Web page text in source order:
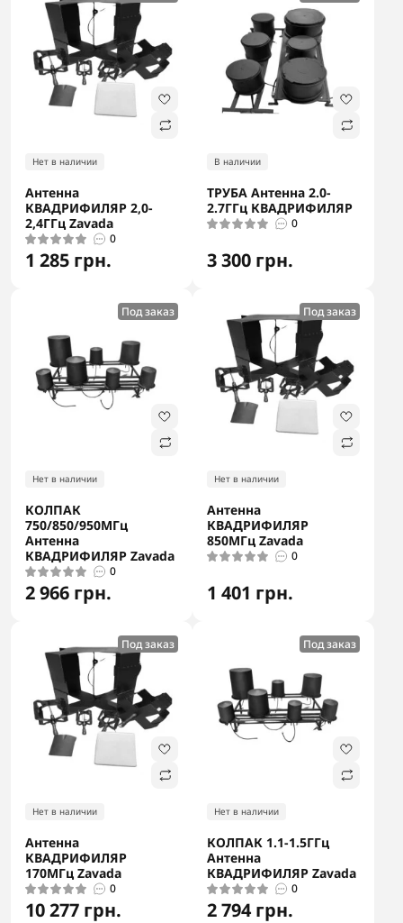
Нет в наличии
Антенна
КВАДРИФИЛЯР 2,0-
2,4ГГц Zavada
0
1 285 грн.
В наличии
ТРУБА Антенна 2.0-
2.7ГГц КВАДРИФИЛЯР
0
3 300 грн.
Под заказ
Нет в наличии
КОЛПАК
750/850/950МГц
Антенна
КВАДРИФИЛЯР Zavada
0
2 966 грн.
Под заказ
Нет в наличии
Антенна
КВАДРИФИЛЯР
850МГц Zavada
0
1 401 грн.
Под заказ
Нет в наличии
Антенна
КВАДРИФИЛЯР
170МГц Zavada
0
10 277 грн.
Под заказ
Нет в наличии
КОЛПАК 1.1-1.5ГГц
Антенна
КВАДРИФИЛЯР Zavada
0
2 794 грн.